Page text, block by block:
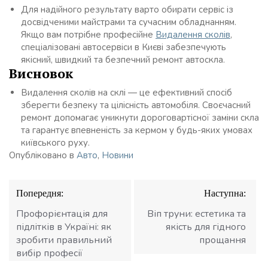
Для надійного результату варто обирати сервіс із
досвідченими майстрами та сучасним обладнанням.
Якщо вам потрібне професійне Видалення сколів,
спеціалізовані автосервіси в Києві забезпечують
якісний, швидкий та безпечний ремонт автоскла.
Висновок
Видалення сколів на склі — це ефективний спосіб
зберегти безпеку та цілісність автомобіля. Своєчасний
ремонт допомагає уникнути дороговартісної заміни скла
та гарантує впевненість за кермом у будь-яких умовах
київського руху.
Опубліковано в Авто, Новини
Навігація
записів
Попередня:
Профорієнтація для
підлітків в Україні: як
зробити правильний
вибір професії
Наступна:
Віп труни: естетика та
якість для гідного
прощання